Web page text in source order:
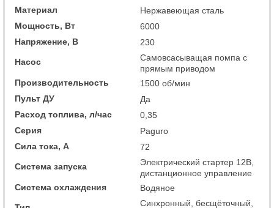
Материал
Нержавеющая сталь
Мощность, Вт
6000
Напряжение, В
230
Насос
Самовсасыващая помпа с
прямым приводом
Производительность
1500 об/мин
Пульт ДУ
Да
Расход топлива, л/час
0,35
Серия
Paguro
Сила тока, А
72
Система запуска
Электрический стартер 12В,
дистанционное управление
Система охлаждения
Водяное
Синхронный, бесщёточный,